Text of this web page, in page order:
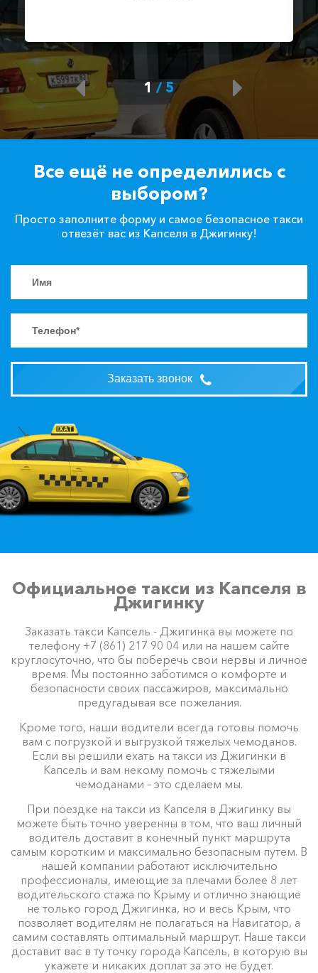
1 /5
Все ещё не определились с
выбором?
Просто заполните форму и самое безопасное такси
отвезёт вас из Капселя в Джигинку!
Заказать звонок
Официальное такси из Капселя в
Джигинку
Заказать такси Капсель - Джигинка вы можете по
телефону +7 (861) 217 90 04 или на нашем сайте
круглосуточно, что бы поберечь свои нервы и личное
время. Мы постоянно заботимся о комфорте и
безопасности своих пассажиров, максимально
предугадывая все пожелания.
Кроме того, наши водители всегда готовы помочь
вам с погрузкой и выгрузкой тяжелых чемоданов.
Если вы решили ехать на такси из Джигинки в
Капсель и вам некому помочь с тяжелыми
чемоданами – это сделаем мы.
При поездке на такси из Капселя в Джигинку вы
можете быть точно уверенны в том, что ваш личный
водитель доставит в конечный пункт маршрута
самым коротким и максимально безопасным путем. В
нашей компании работают исключительно
профессионалы, имеющие за плечами более 8 лет
водительского стажа по Крыму и отлично знающие
не только город Джигинка, но и весь Крым, что
позволяет водителям не полагаться на Навигатор, а
самим составлять оптимальный маршрут. Наше такси
доставит вас в ту точку города Капсель, в которую вы
укажете и никаких доплат за это не будет.